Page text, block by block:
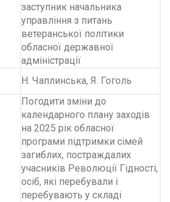
заступник начальника
управління з питань
ветеранської політики
обласної державної
адміністрації
Н. Чаплинська, Я. Гоголь
Погодити зміни до
календарного плану заходів
на 2025 рік обласної
програми підтримки сімей
загиблих, постраждалих
учасників Революції Гідності,
осіб, які перебували і
перебувають у складі